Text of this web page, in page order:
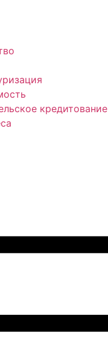
кредитование